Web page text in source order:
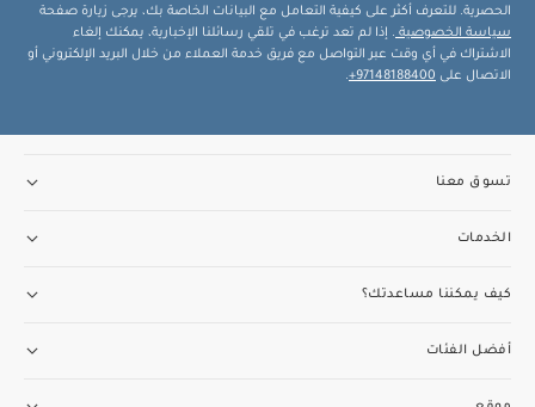
الحصرية. للتعرف أكثر على كيفية التعامل مع البيانات الخاصة بك، يرجى زيارة صفحة
سياسة الخصوصية . إذا لم تعد ترغب في تلقي رسائلنا الإخبارية، يمكنك إلغاء
الاشتراك في أي وقت عبر التواصل مع فريق خدمة العملاء من خلال البريد الإلكتروني أو
الاتصال على 97148188400+
.
تسوق معنا
الخدمات
كيف يمكننا مساعدتك؟
أفضل الفئات